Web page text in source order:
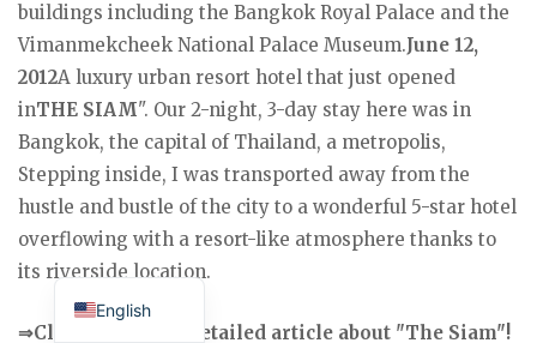
buildings including the Bangkok Royal Palace and the
Vimanmekcheek National Palace Museum.June 12,
2012A luxury urban resort hotel that just opened
inTHE SIAM". Our 2-night, 3-day stay here was in
Bangkok, the capital of Thailand, a metropolis,
Stepping inside, I was transported away from the
hustle and bustle of the city to a wonderful 5-star hotel
overflowing with a resort-like atmosphere thanks to
its riverside location.
⇒Click here for a detailed article about "The Siam"!
English
Japanese